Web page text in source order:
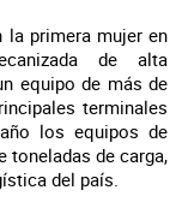
la primera mujer en
de alta
equipo de más de
terminales
los equipos de
toneladas de carga,
del país.